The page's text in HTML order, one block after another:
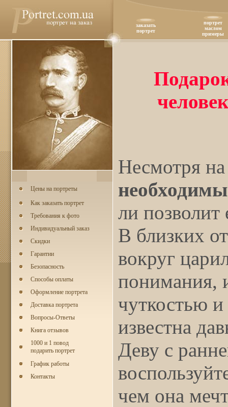
заказать
портрет
портрет
маслом
примеры
Цены на портреты
Как заказать портрет
Требования к фото
Индивидуальный заказ
Скидки
Гарантии
Безопасность
Способы оплаты
Оформление портрета
Доставка портрета
Вопросы-Ответы
Книга отзывов
1000 и 1 повод
подарить портрет
График работы
Контакты
Несмотря
ли позволит
В близких
вокруг
понимания,
чуткостью
известна
Деву с
чем она